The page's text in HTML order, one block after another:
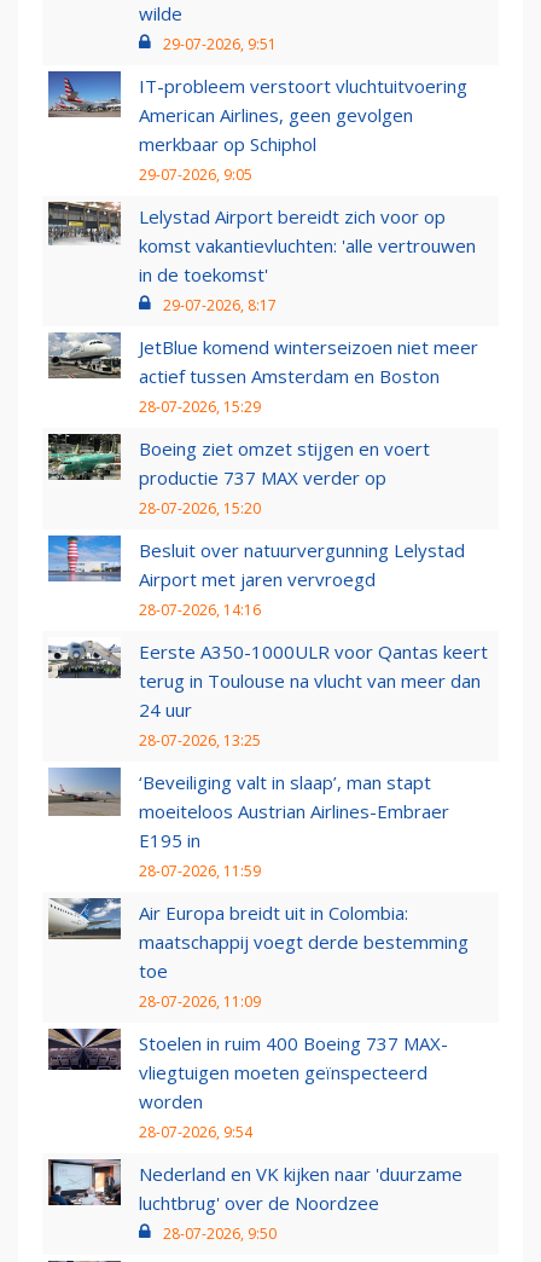
wilde
29-07-2026, 9:51
IT-probleem verstoort vluchtuitvoering
American Airlines, geen gevolgen
merkbaar op Schiphol
29-07-2026, 9:05
Lelystad Airport bereidt zich voor op
komst vakantievluchten: 'alle vertrouwen
in de toekomst'
29-07-2026, 8:17
JetBlue komend winterseizoen niet meer
actief tussen Amsterdam en Boston
28-07-2026, 15:29
Boeing ziet omzet stijgen en voert
productie 737 MAX verder op
28-07-2026, 15:20
Besluit over natuurvergunning Lelystad
Airport met jaren vervroegd
28-07-2026, 14:16
Eerste A350-1000ULR voor Qantas keert
terug in Toulouse na vlucht van meer dan
24 uur
28-07-2026, 13:25
‘Beveiliging valt in slaap’, man stapt
moeiteloos Austrian Airlines-Embraer
E195 in
28-07-2026, 11:59
Air Europa breidt uit in Colombia:
maatschappij voegt derde bestemming
toe
28-07-2026, 11:09
Stoelen in ruim 400 Boeing 737 MAX-
vliegtuigen moeten geïnspecteerd
worden
28-07-2026, 9:54
Nederland en VK kijken naar 'duurzame
luchtbrug' over de Noordzee
28-07-2026, 9:50